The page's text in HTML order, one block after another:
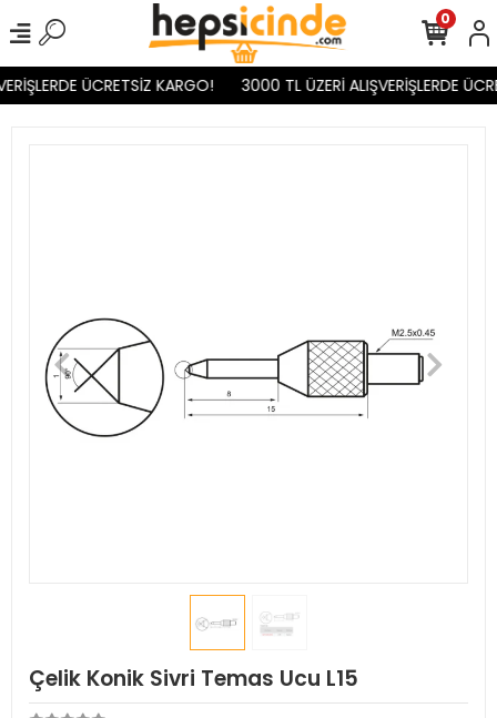
ÜCRETSİZ KARGO! 3000 TL ÜZERİ ALIŞVERİŞLERDE
0
Çelik Konik Sivri Temas Ucu L15